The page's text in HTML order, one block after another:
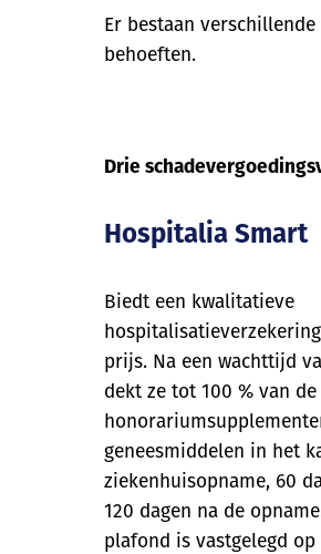
Er bestaan
behoeften.
Drie
Hospitalia Smart
Biedt een kwalitatieve
prijs. Na een wachttijd
dekt ze tot 100 % van de
geneesmiddelen in het
ziekenhuisopname, 60
120 dagen na de
plafond is vastgelegd op